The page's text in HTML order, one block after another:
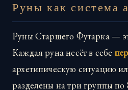
Руны как система
Руны Старшего Футарка —
Каждая руна несёт в себе
архетипическую ситуацию
разделены на три группы по